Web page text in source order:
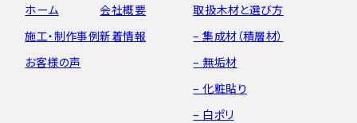
ホーム
施工・制作事例
お客様の声
会社概要
新着情報
取扱木材と選び方
– 集成材（積層材）
– 無垢材
– 化粧貼り
– 白ポリ